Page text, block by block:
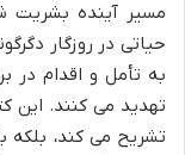
مسیر آینده بشریت
حیاتی در روزگار
به تأمل و اقدام در
تهدید می کنند. این
تشریح می کند، بلکه